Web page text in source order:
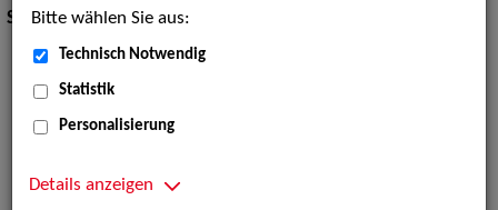
Stilistik: Rock, Pop
Bitte wählen Sie aus:
Technisch Notwendig
Statistik
Personalisierung
Details anzeigen